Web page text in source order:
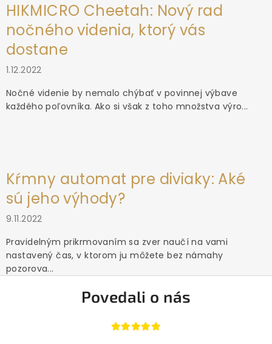
HIKMICRO Cheetah: Nový rad
nočného videnia, ktorý vás
dostane
1.12.2022
Nočné videnie by nemalo chýbať v povinnej výbave
každého poľovníka. Ako si však z toho množstva výro...
Kŕmny automat pre diviaky: Aké
sú jeho výhody?
9.11.2022
Pravidelným prikrmovaním sa zver naučí na vami
nastavený čas, v ktorom ju môžete bez námahy
pozorova...
Povedali o nás